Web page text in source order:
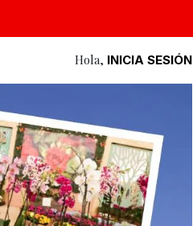
Hola, INICIA SESIÓN